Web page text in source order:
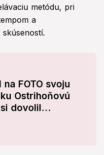
metódu, pri
a
FOTO svoju
Ostrihoňovú
dovolil